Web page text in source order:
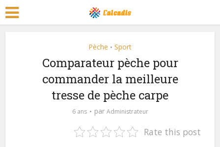
Pèche • Sport
Comparateur pèche pour
commander la meilleure
tresse de pèche carpe
6 ans par Administrateur
Rate this post